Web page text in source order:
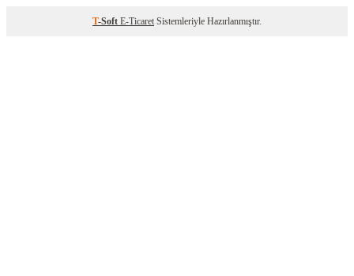
T-Soft E-Ticaret Sistemleriyle Hazırlanmıştır.